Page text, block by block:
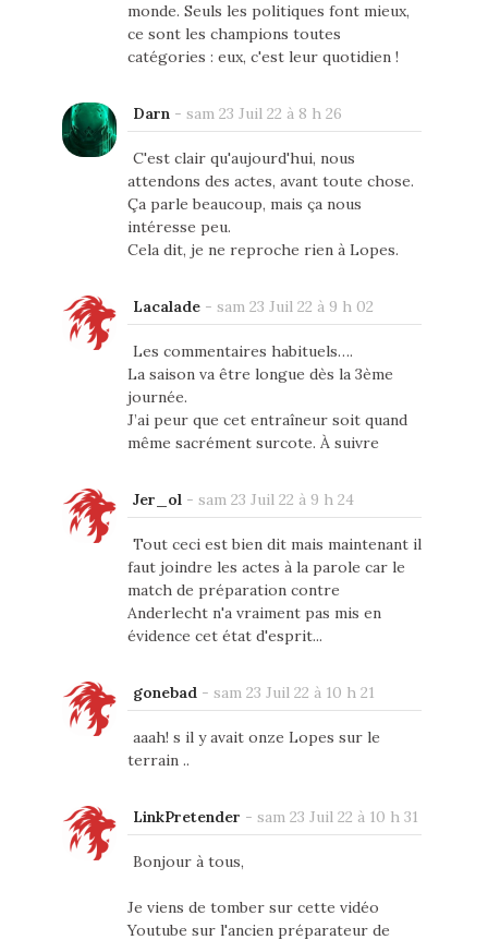
monde. Seuls les politiques font mieux,
ce sont les champions toutes
catégories : eux, c'est leur quotidien !
Darn- sam 23 Juil 22 à 8 h 26
C'est clair qu'aujourd'hui, nous
attendons des actes, avant toute chose.
Ça parle beaucoup, mais ça nous
intéresse peu.
Cela dit, je ne reproche rien à Lopes.
Lacalade- sam 23 Juil 22 à 9 h 02
Les commentaires habituels….
La saison va être longue dès la 3ème
journée.
J’ai peur que cet entraîneur soit quand
même sacrément surcote. À suivre
Jer_ol- sam 23 Juil 22 à 9 h 24
Tout ceci est bien dit mais maintenant il
faut joindre les actes à la parole car le
match de préparation contre
Anderlecht n'a vraiment pas mis en
évidence cet état d'esprit...
gonebad- sam 23 Juil 22 à 10 h 21
aaah! s il y avait onze Lopes sur le
terrain ..
LinkPretender - sam 23 Juil 22 à 10 h 31
Bonjour à tous,
Je viens de tomber sur cette vidéo
Youtube sur l'ancien préparateur de